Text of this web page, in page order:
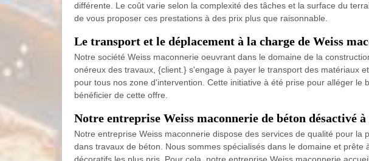
différente. Le coût varie selon la complexité des tâches et la surface du
de vous proposer ces prestations à des prix plus que raisonnable.
Le transport et le déplacement à la charge de Weiss
Notre société Weiss maconnerie oeuvrant dans le domaine de la
onéreux des travaux, {client.} s'engage à payer le transport des matériaux
pour tous nos zone d'intervention. Cette initiative à été prise pour alléger
bénéficier de cette offre.
Notre entreprise Weiss maconnerie de béton désactivé
Notre entreprise Weiss maconnerie dispose des services de qualité pour
dans travaux de béton. Nous sommes spécialisés dans le domaine et